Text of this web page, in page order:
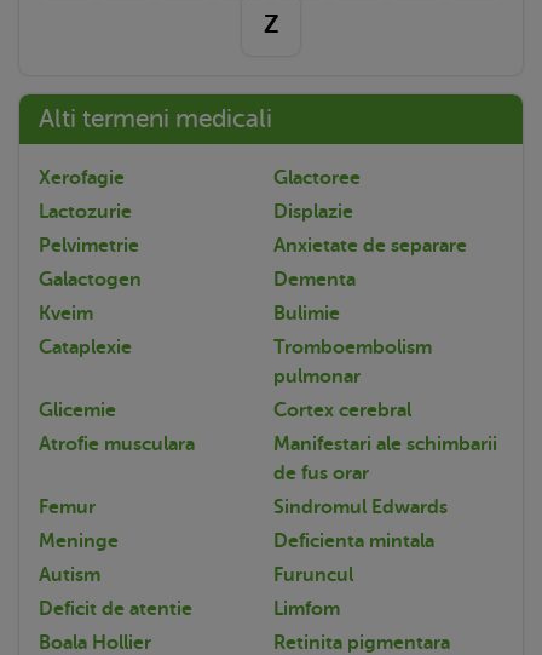
Z
Alti termeni medicali
Xerofagie
Glactoree
Lactozurie
Displazie
Pelvimetrie
Anxietate de separare
Galactogen
Dementa
Kveim
Bulimie
Cataplexie
Tromboembolism
pulmonar
Glicemie
Cortex cerebral
Atrofie musculara
Manifestari ale schimbarii
de fus orar
Femur
Sindromul Edwards
Meninge
Deficienta mintala
Autism
Furuncul
Deficit de atentie
Limfom
Boala Hollier
Retinita pigmentara